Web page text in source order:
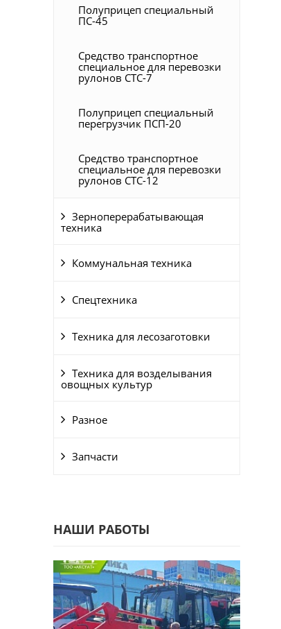
Полуприцеп специальный
ПС-45
Средство транспортное
специальное для перевозки
рулонов СТС-7
Полуприцеп специальный
перегрузчик ПСП-20
Средство транспортное
специальное для перевозки
рулонов СТС-12
Зерноперерабатывающая
техника
Коммунальная техника
Спецтехника
Техника для лесозаготовки
Техника для возделывания
овощных культур
Разное
Запчасти
НАШИ РАБОТЫ